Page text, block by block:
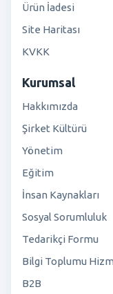
Ürün İadesi
Site Haritası
KVKK
Kurumsal
Hakkımızda
Şirket Kültürü
Yönetim
Eğitim
İnsan Kaynakları
Sosyal Sorumluluk
Tedarikçi Formu
Bilgi Toplumu
B2B